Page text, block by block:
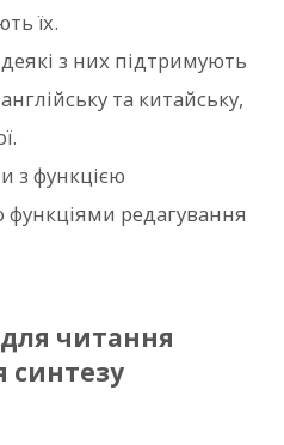
їх.
з них підтримують
та китайську,
з функцією
функціями редагування
читання
синтезу